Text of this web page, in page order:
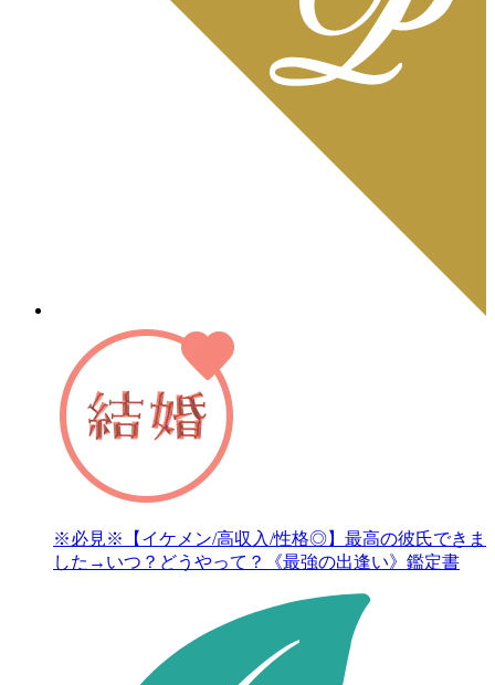
※必見※【イケメン/高収入/性格◎】最高の彼氏できま
した→いつ？どうやって？《最強の出逢い》鑑定書